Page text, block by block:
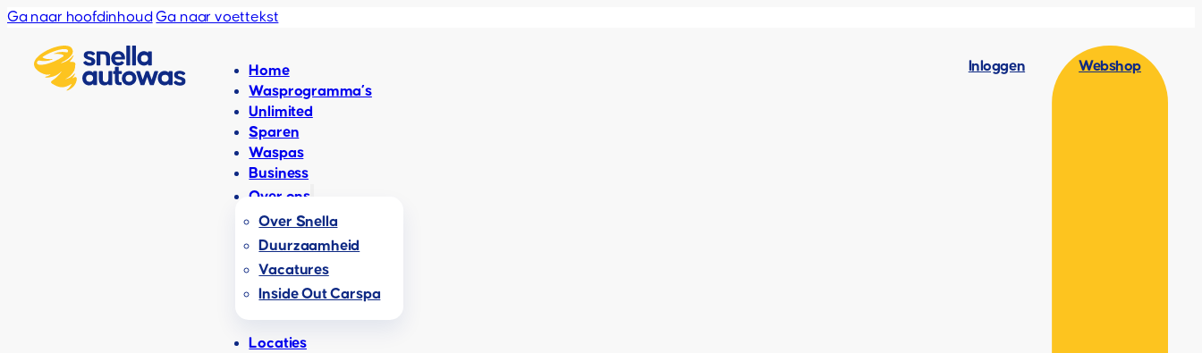
Ga naar hoofdinhoud Ga naar voettekst
Home
Wasprogramma’s
Unlimited
Sparen
Waspas
Business
Over ons
Over Snella
Duurzaamheid
Vacatures
Inside Out Carspa
Locaties
Inloggen Webshop